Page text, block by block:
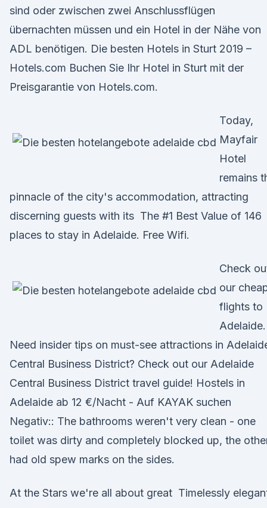
sind oder zwischen zwei Anschlussflügen
übernachten müssen und ein Hotel in der Nähe von
ADL benötigen. Die besten Hotels in Sturt 2019 –
Hotels.com Buchen Sie Ihr Hotel in Sturt mit der
Preisgarantie von Hotels.com.
Today,
Mayfair
Hotel
remains
pinnacle of the city's accommodation, attracting
discerning guests with its The #1 Best Value of 146
places to stay in Adelaide. Free Wifi.
Check
our
flights to
Adelaide.
Need insider tips on must-see attractions in
Central Business District? Check out our Adelaide
Central Business District travel guide! Hostels in
Adelaide ab 12 €/Nacht - Auf KAYAK suchen
Negativ:: The bathrooms weren't very clean - one
toilet was dirty and completely blocked up, the
had old spew marks on the sides.
At the Stars we're all about great Timelessly